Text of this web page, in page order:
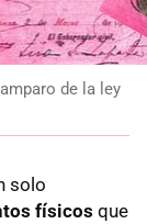
de la ley
solo
físicos que